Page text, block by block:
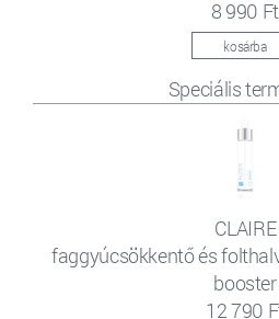
8 990 Ft
kosárba
Speciális
CLAIRE
faggyúcsökkentő és
booster
12 790